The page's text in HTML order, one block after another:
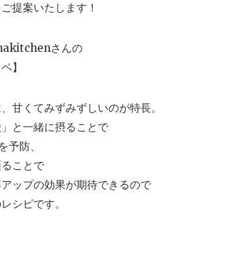
提案いたします！
さんの
】
甘くてみずみずしいのが特長。
と一緒に摂ることで
予防、
ことで
ップの効果が期待できるので
シピです。